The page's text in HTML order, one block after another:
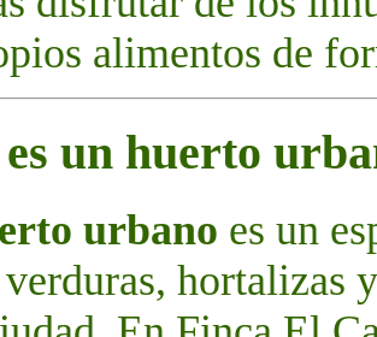
alimentos de
un huerto
urbano es un
hortalizas